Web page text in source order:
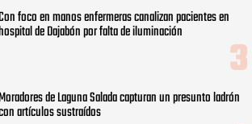
foco en manos enfermeras canalizan pacientes en
de Dajabón por falta de iluminación
Moradores de Laguna Salada capturan un presunto ladrón
artículos sustraídos